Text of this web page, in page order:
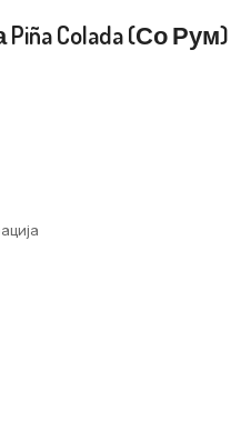
Colada (со Рум)